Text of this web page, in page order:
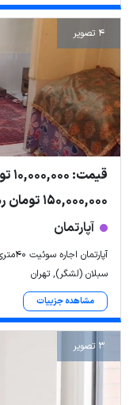
4 تصویر
قیمت: 10,000,000 تومان اجاره
150,000,000 تومان رهن
آپارتمان
آپارتمان اجاره سوئیت 40متری
سبلان (لشگر), تهران
مشاهده جزییات
3 تصویر